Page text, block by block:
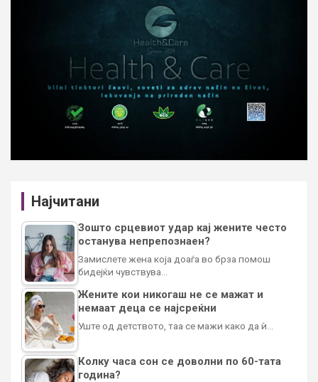
Најчитани
Зошто срцевиот удар кај жените често
останува непрепознаен?
Замислете жена која доаѓа во брза помош
бидејќи чувствува…
Жените кои никогаш не се мажат и
немаат деца се најсреќни
Уште од детството, таа се мажи како да ѝ…
Колку часа сон се доволни по 60-тата
година?